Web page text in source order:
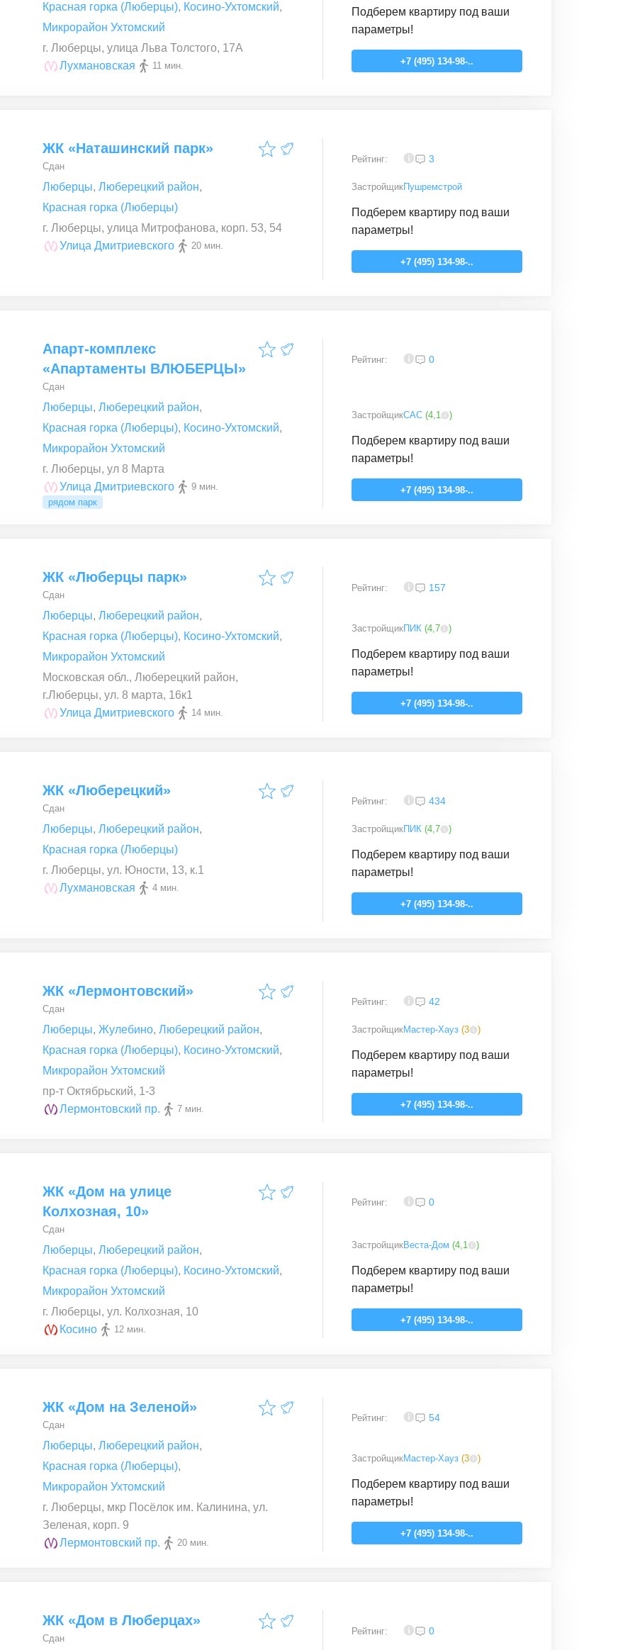
Красная горка (Люберцы), Косино-Ухтомский,
Микрорайон Ухтомский
г. Люберцы, улица Льва Толстого, 17А
Лухмановская
11 мин.
Подберем квартиру под ваши
параметры!
+7 (495) 134-98-..
ЖК «Наташинский парк»
Сдан
Люберцы, Люберецкий район,
Красная горка (Люберцы)
г. Люберцы, улица Митрофанова, корп. 53, 54
Улица Дмитриевского
20 мин.
Рейтинг: 3
ЗастройщикПушремстрой
Подберем квартиру под ваши
параметры!
+7 (495) 134-98-..
Апарт-комплекс
«Апартаменты ВЛЮБЕРЦЫ»
Сдан
Люберцы, Люберецкий район,
Красная горка (Люберцы), Косино-Ухтомский,
Микрорайон Ухтомский
г. Люберцы, ул 8 Марта
Улица Дмитриевского
9 мин.
рядом парк
Рейтинг: 0
ЗастройщикСАС (4,1 )
Подберем квартиру под ваши
параметры!
+7 (495) 134-98-..
ЖК «Люберцы парк»
Сдан
Люберцы, Люберецкий район,
Красная горка (Люберцы), Косино-Ухтомский,
Микрорайон Ухтомский
Московская обл., Люберецкий район,
г.Люберцы, ул. 8 марта, 16к1
Улица Дмитриевского
14 мин.
Рейтинг: 157
ЗастройщикПИК (4,7 )
Подберем квартиру под ваши
параметры!
+7 (495) 134-98-..
ЖК «Люберецкий»
Сдан
Люберцы, Люберецкий район,
Красная горка (Люберцы)
г. Люберцы, ул. Юности, 13, к.1
Лухмановская
4 мин.
Рейтинг: 434
ЗастройщикПИК (4,7 )
Подберем квартиру под ваши
параметры!
+7 (495) 134-98-..
ЖК «Лермонтовский»
Сдан
Люберцы, Жулебино, Люберецкий район,
Красная горка (Люберцы), Косино-Ухтомский,
Микрорайон Ухтомский
пр-т Октябрьский, 1-3
Лермонтовский пр.
7 мин.
Рейтинг: 42
ЗастройщикМастер-Хауз (3 )
Подберем квартиру под ваши
параметры!
+7 (495) 134-98-..
ЖК «Дом на улице
Колхозная, 10»
Сдан
Люберцы, Люберецкий район,
Красная горка (Люберцы), Косино-Ухтомский,
Микрорайон Ухтомский
г. Люберцы, ул. Колхозная, 10
Косино
12 мин.
Рейтинг: 0
ЗастройщикВеста-Дом (4,1 )
Подберем квартиру под ваши
параметры!
+7 (495) 134-98-..
ЖК «Дом на Зеленой»
Сдан
Люберцы, Люберецкий район,
Красная горка (Люберцы),
Микрорайон Ухтомский
г. Люберцы, мкр Посёлок им. Калинина, ул.
Зеленая, корп. 9
Лермонтовский пр.
20 мин.
Рейтинг: 54
ЗастройщикМастер-Хауз (3 )
Подберем квартиру под ваши
параметры!
+7 (495) 134-98-..
ЖК «Дом в Люберцах»
Сдан
Рейтинг: 0